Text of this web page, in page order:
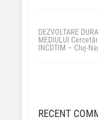
DEZVOLTARE
MEDIULUI
INCDTIM – Cluj-
RECENT